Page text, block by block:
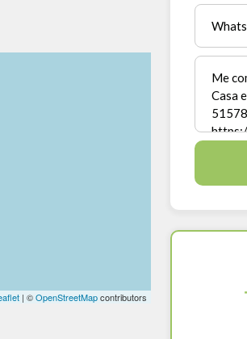
| ©OpenStreetMapcontributors